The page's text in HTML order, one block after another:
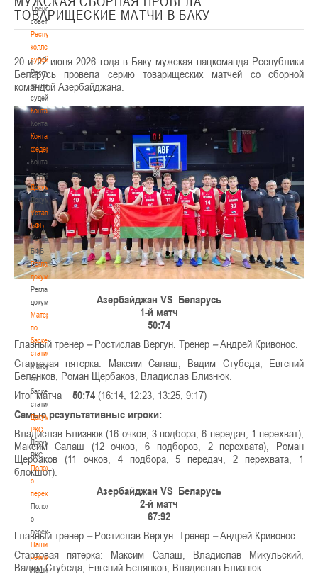
Тренерский
совет
Республиканская
коллегия
судей
Республиканская
коллегия
судей
Контакты
Контакты
Контакты
федерации
Контакты
федерации
Документы
Документы
Устав
БФБ
Устав
БФБ
Регламентирующие
документы
Регламентирующие
документы
Материалы
по
баскетбольной
статистике
Материалы
по
баскетбольной
статистике
Документы
РКС
Документы
РКС
Положение
о
переходах
Положение
о
переходах
Наши
чемпионы
Наши
ТОВАРИЩЕСКИЕ МАТЧИ В БАКУ
20 и 22 июня 2026 года в Баку мужская нацкоманда Республики
Беларусь провела серию товарищеских матчей со сборной
командой Азербайджана.
Азербайджан VS Беларусь
1-й матч
50:74
Главный тренер –Ростислав Вергун. Тренер –Андрей Кривонос.
Стартовая пятерка: Максим Салаш, Вадим Стубеда, Евгений
Белянков, Роман Щербаков, Владислав Близнюк.
Итог матча –50:74 (16:14, 12:23, 13:25, 9:17)
Самые результативные игроки:
Владислав Близнюк (16 очков, 3 подбора, 6 передач, 1 перехват),
Максим Салаш (12 очков, 6 подборов, 2 перехвата), Роман
Щербаков (11 очков, 4 подбора, 5 передач, 2 перехвата, 1
блокшот).
Азербайджан VS Беларусь
2-й матч
67:92
Главный тренер –Ростислав Вергун. Тренер –Андрей Кривонос.
Стартовая пятерка: Максим Салаш, Владислав Микульский,
Вадим Стубеда, Евгений Белянков, Владислав Близнюк.